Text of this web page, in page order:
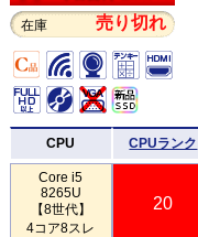
在庫 売り切れ
CPU CPUランク
Core i5
8265U
【8世代】
4コア8スレ
20